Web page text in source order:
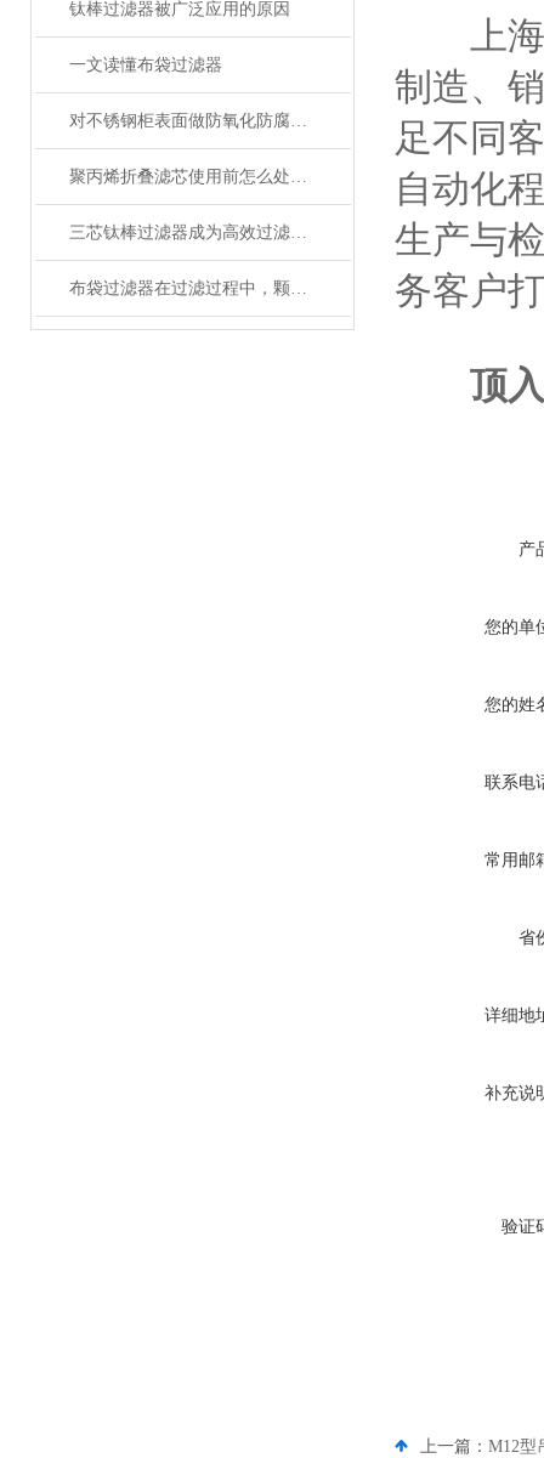
钛棒过滤器被广泛应用的原因
一文读懂布袋过滤器
对不锈钢柜表面做防氧化防腐处理
聚丙烯折叠滤芯使用前怎么处理？
三芯钛棒过滤器成为高效过滤的理想之选
布袋过滤器在过滤过程中，颗粒物是如何被拦截和去除的？
上海
制造、
足不同
自动化
生产与
务客户
顶
产
您的单
您的姓
联系电
常用邮
省
详细地
补充说
验证
上一篇： M12型